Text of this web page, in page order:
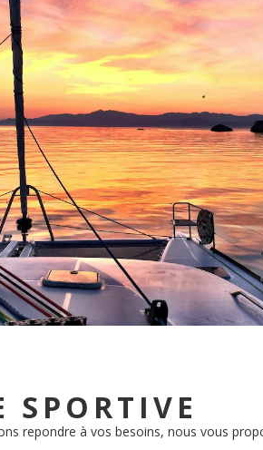
SPORTIVE
repondre à vos besoins, nous vous